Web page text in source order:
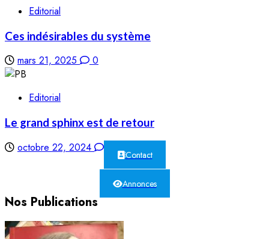
Editorial
Ces indésirables du système
mars 21, 2025 0
Editorial
Le grand sphinx est de retour
octobre 22, 2024
Contact
Annonces
Nos Publications